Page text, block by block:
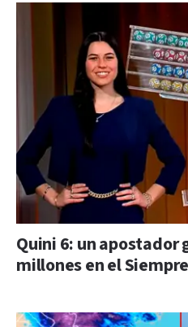
Quini 6: un apostador
millones en el